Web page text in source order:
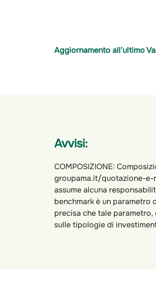
Aggiornamento all’ultimo
Avvisi:
COMPOSIZIONE:
groupama.it/quotazione-e-
assume alcuna
benchmark è un
precisa che tale
sulle tipologie di